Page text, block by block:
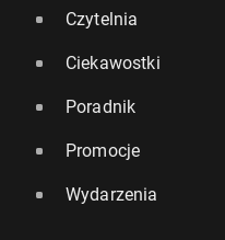
Czytelnia
Ciekawostki
Poradnik
Promocje
Wydarzenia